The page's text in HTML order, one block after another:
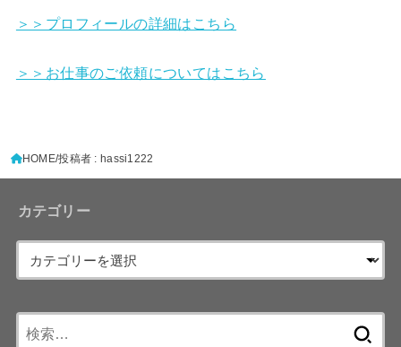
＞＞プロフィールの詳細はこちら
＞＞お仕事のご依頼についてはこちら
HOME 投稿者 : hassi1222
カテゴリー